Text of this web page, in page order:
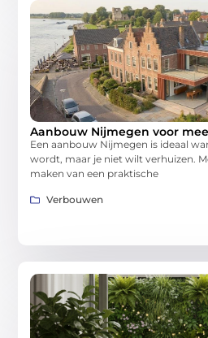
Aanbouw Nijmegen voor
Een aanbouw Nijmegen is ideaal
wordt, maar je niet wilt verhuizen.
maken van een praktische
Verbouwen